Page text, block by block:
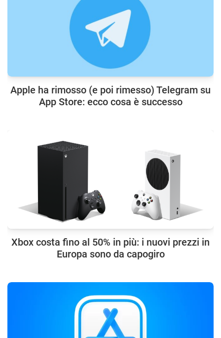
Apple ha rimosso (e poi rimesso) Telegram su
App Store: ecco cosa è successo
Xbox costa fino al 50% in più: i nuovi prezzi in
Europa sono da capogiro